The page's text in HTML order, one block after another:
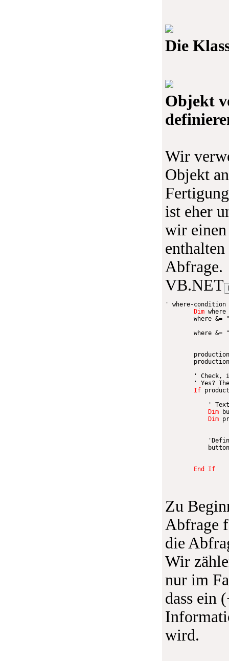
Die
Objekt
Wir
Objekt
ist eher
wir
Abfrage.
VB.NET
' where-condition
Dim where
        where
&=
        where
&=
' Check,
' Yes?
If
'
Dim
Dim
End If
Zu
Abfrage
die
Wir
nur im
dass ein
wird.